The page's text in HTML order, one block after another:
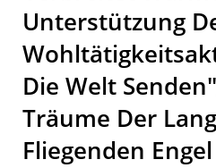
Unterstützung
Die Welt
Träume Der
Fliegenden